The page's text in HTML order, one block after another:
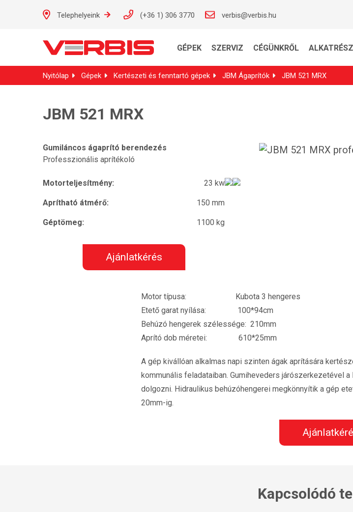
Telephelyeink (+36 1) 306 3770 verbis@verbis.hu
GÉPEK SZERVIZ CÉGÜNKRŐL
Nyitólap Gépek Kertészeti és fenntartó gépek JBM Ágaprítók JBM 521 MRX
JBM 521 MRX
Gumiláncos ágaprító berendezés
Professzionális aprítékoló
Motorteljesítmény: 23 kw
Aprítható átmérő: 150 mm
Géptömeg: 1100 kg
Ajánlatkérés
Motor típusa: Kubota 3 hengeres
Etető garat nyílása: 100*94cm
Behúzó hengerek szélessége: 210mm
Aprító dob méretei: 610*25mm
A gép kivállóan alkalmas napi szinten ágak aprítására
kommunális feladataiban. Gumiheveders járószerkezetével
dolgozni. Hidraulikus behúzóhengerei megkönnyítik a gép
20mm-ig.
Kapcsolódó